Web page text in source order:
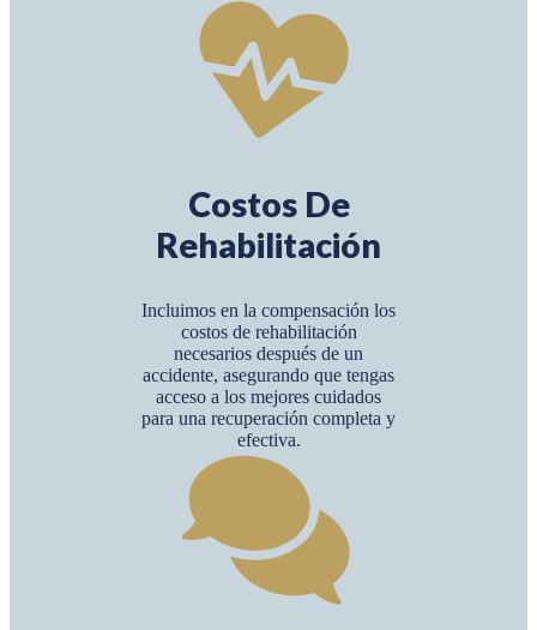
Costos De
Rehabilitación
Incluimos en la compensación los
costos de rehabilitación
necesarios después de un
accidente, asegurando que tengas
acceso a los mejores cuidados
para una recuperación completa y
efectiva.